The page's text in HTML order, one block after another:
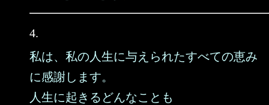
4.
私は、私の人生に与えられたすべての恵み
に感謝します。
人生に起きるどんなことも